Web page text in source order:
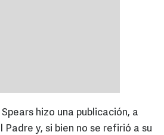
hizo una publicación, a
y, si bien no se refirió a su